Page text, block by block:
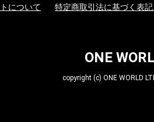
について 特定商取引法に基づく表
ONE
copyright (c) ONE WORLD